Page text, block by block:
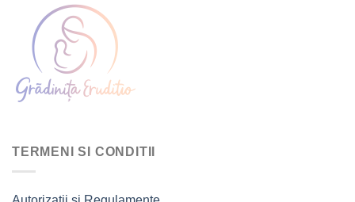
TERMENI SI CONDITII